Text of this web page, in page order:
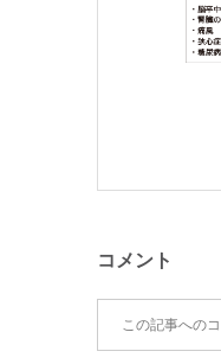
コメント
この記事への